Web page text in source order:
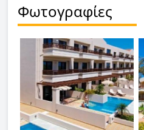
Φωτογραφίες